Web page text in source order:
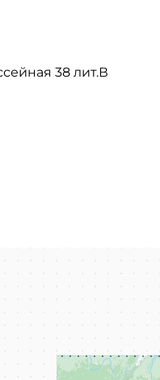
38 лит.В